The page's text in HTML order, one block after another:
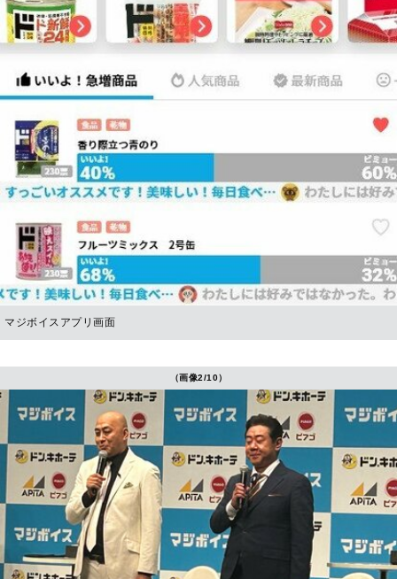
マジボイスアプリ画面
（画像2/10）